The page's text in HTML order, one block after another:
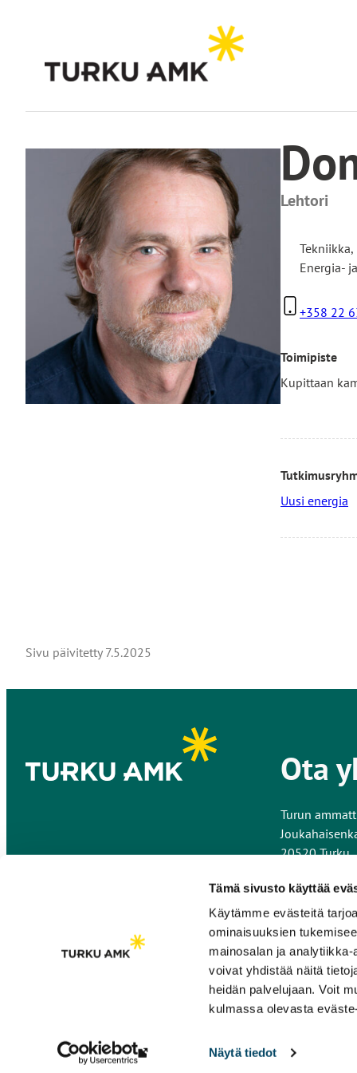
Linkki
Tämä sivusto käyttää
Käytämme evästeitä
ominaisuuksien
mainosalan ja
voivat yhdistää näitä
heidän palvelujaan. Voit
kulmassa olevasta
Näytä tiedot
Lehtori
Tekniikka,
Energia-
+358 22
Toimipiste
Kupittaan
Uusi energia
Sivu päivitetty 7.5.2025
Ota
Turun
20520 Turku
Kaikki
Anna